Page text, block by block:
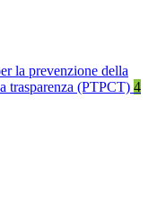
la prevenzione della
trasparenza (PTPCT) 4